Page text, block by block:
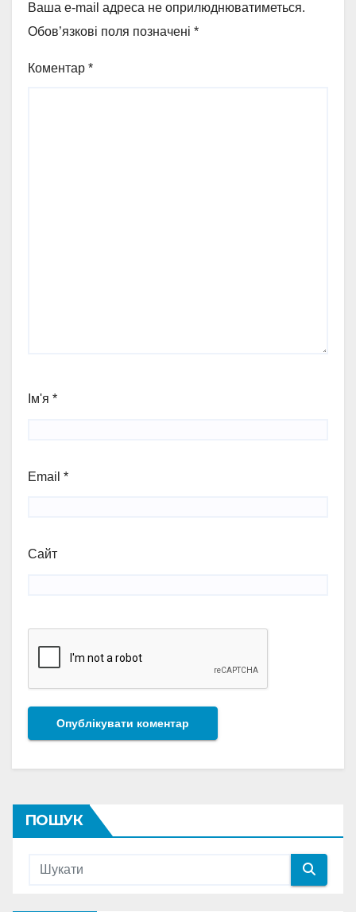
Ваша e-mail адреса не оприлюднюватиметься.
Обов’язкові поля позначені *
Коментар *
Ім'я *
Email *
Сайт
ПОШУК